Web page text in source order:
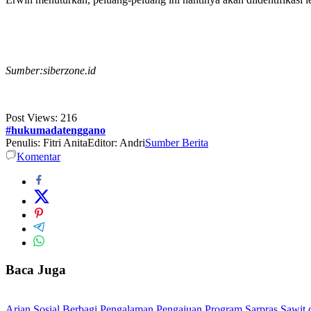
Sumber:siberzone.id
Post Views: 216
#hukumadatenggano
Penulis: Fitri AnitaEditor: AndriSumber Berita
Komentar
Baca Juga